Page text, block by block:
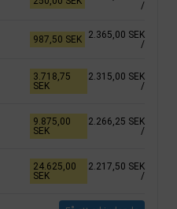
/
987,50 SEK
2.365,00 SEK
/
3.718,75
SEK
2.315,00 SEK
/
9.875,00
SEK
2.266,25 SEK
/
24.625,00
SEK
2.217,50 SEK
/